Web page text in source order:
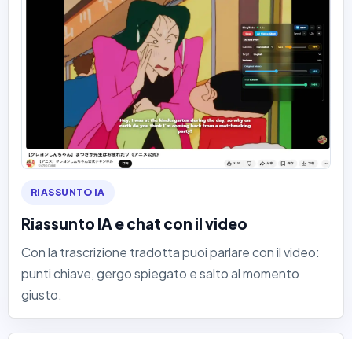
RIASSUNTO IA
Riassunto IA e chat con il video
Con la trascrizione tradotta puoi parlare con il video:
punti chiave, gergo spiegato e salto al momento
giusto.